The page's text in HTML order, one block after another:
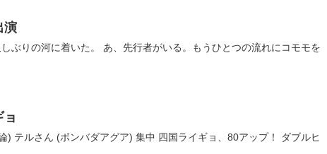
演
ぶりの河に着いた。 あ、先行者がいる。もうひとつの流れにコモモを
) テルさん (ボンバダアグア) 集中 四国ライギョ、80アップ！ ダブルヒ